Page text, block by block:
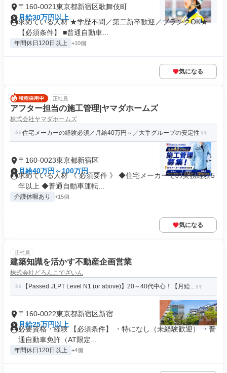
〒160-0021東京都新宿区歌舞伎町
月給30万円以上
求めている人材 ★学歴不問／第二新卒歓迎／ブランクOK★
【必須条件】 ■普通自動車...
年間休日120日以上 +10個
気になる
正社員
アフター担当の施工管理|ヤマダホームズ
株式会社ヤマダホームズ
住宅メーカーの経験必須／月給40万円～／大手グループの安定性
〒160-0023東京都新宿区
月給40万円～100万円
求めている人材 《 必須要件 》 ◆住宅メーカーでの実務経験5
年以上 ◆普通自動車運転...
介護休暇あり +15個
気になる
正社員
建築知識を活かす不動産企画営業
株式会社どろんこでざいん
【Passed JLPT Level N1 (or above)】20～40代中心！【月給...
〒160-0022東京都新宿区新宿
月給25万円以上
必要資格・経験 【必須条件】 ・特になし（未経験歓迎） ・普
通自動車免許（AT限定...
年間休日120日以上 +4個